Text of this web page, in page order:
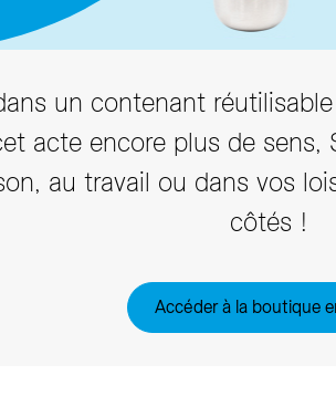
Tarifs et règlements
un contenant
acte encore plus de
au travail ou dans vos
côtés !
Accéder à la boutique